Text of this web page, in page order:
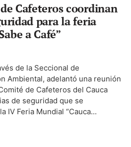
Cafeteros coordinan
para la feria
a Café”
de la Seccional de
Ambiental, adelantó una reunión
de Cafeteros del Cauca
de seguridad que se
IV Feria Mundial “Cauca...